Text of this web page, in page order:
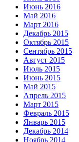
Июнь 2016
Май 2016
Март 2016
Декабрь 2015
Октябрь 2015
Сентябрь 2015
Август 2015
Июль 2015
Июнь 2015
Май 2015
Апрель 2015
Март 2015
Февраль 2015
Январь 2015
Декабрь 2014
Ноябрь 2014